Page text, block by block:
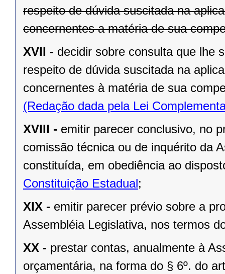
respeito de dúvida suscitada na
concernentes a matéria de sua
XVII - decidir sobre consulta que lhe
respeito de dúvida suscitada na
concernentes à matéria de sua
(Redação dada pela Lei
XVIII - emitir parecer conclusivo, no
comissão técnica ou de inquérito da
constituída, em obediência ao
Constituição Estadual;
XIX - emitir parecer prévio sobre a
Assembléia Legislativa, nos termos
XX - prestar contas, anualmente à
orçamentária, na forma do § 6º. do